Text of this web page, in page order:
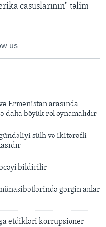
casuslarının" təlim
us
Ermənistan arasında
daha böyük rol oynamalıdır
sülh və ikitərəfli
bildirilir
gərgin anlar
etdikləri korrupsioner